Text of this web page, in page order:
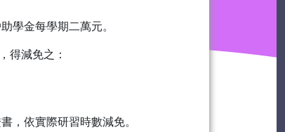
學金每學期二萬元。
得減免之：
，依實際研習時數減免。